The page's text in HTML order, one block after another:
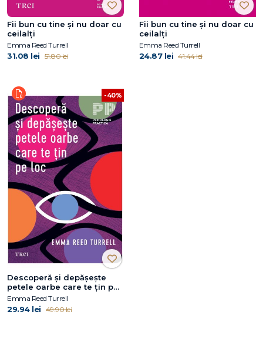
Fii bun cu tine și nu doar cu
ceilalți
Emma Reed Turrell
31.08 lei 51.80 lei
Fii bun cu tine și nu doar cu
ceilalți
Emma Reed Turrell
24.87 lei 41.44 lei
-40%
Descoperă și depășește
petele oarbe care te țin pe
loc
Emma Reed Turrell
29.94 lei 49.90 lei